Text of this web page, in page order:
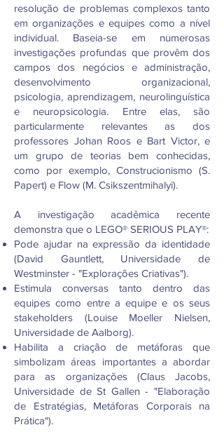
resolução de problemas complexos tanto
em organizações e equipes como a nível
individual. Baseia-se em numerosas
investigações profundas que provêm dos
campos dos negócios e administração,
desenvolvimento organizacional,
psicologia, aprendizagem, neurolinguística
e neuropsicologia. Entre elas, são
particularmente relevantes as dos
professores Johan Roos e Bart Victor, e
um grupo de teorias bem conhecidas,
como por exemplo, Construcionismo (S.
Papert) e Flow (M. Csikszentmihalyi).
A investigação acadêmica recente
demonstra que o LEGO® SERIOUS PLAY®:
Pode ajudar na expressão da identidade
(David Gauntlett, Universidade de
Westminster - "Explorações Criativas").
Estimula conversas tanto dentro das
equipes como entre a equipe e os seus
stakeholders (Louise Moeller Nielsen,
Universidade de Aalborg).
Habilita a criação de metáforas que
simbolizam áreas importantes a abordar
para as organizações (Claus Jacobs,
Universidade de St Gallen - "Elaboração
de Estratégias, Metáforas Corporais na
Prática").